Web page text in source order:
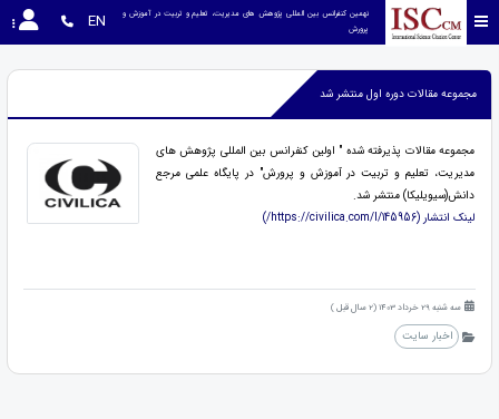
پرورش
EN
مجموعه مقالات دوره اول منتشر شد
مجموعه مقالات پذیرفته شده " اولین کنفرانس بین المللی پژوهش های
مدیریت، تعلیم و تربیت در آموزش و پرورش" در پایگاه علمی مرجع
دانش(سیویلیکا) منتشر شد.
لینک انتشار (https://civilica.com/l/145956/)
سه شنبه 29 خرداد 1403 (2 سال قبل )
اخبار سایت